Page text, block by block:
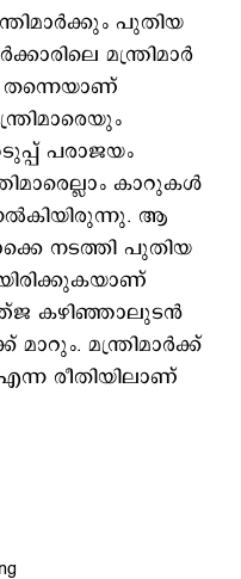
പുതിയ
മന്ത്രിമാര്‍
തന്നെയാണ്
പരാജയം
കാറുകള്‍
ആ
നടത്തി പുതിയ
കഴിഞ്ഞാലുടന്‍
മന്ത്രിമാര്‍ക്ക്
രീതിയിലാണ്